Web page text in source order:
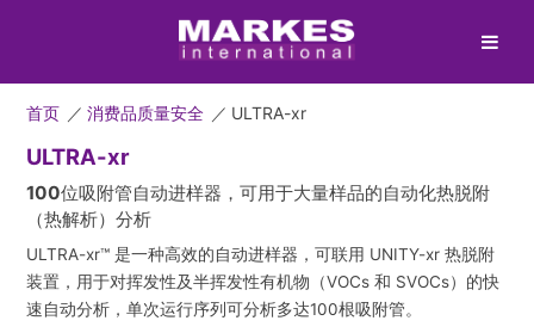
首页 ／ 消费品质量安全 ／ ULTRA-xr
ULTRA-xr
100位吸附管自动进样器，可用于大量样品的自动化热脱附
（热解析）分析
ULTRA-xr™ 是一种高效的自动进样器，可联用 UNITY-xr 热脱附
装置，用于对挥发性及半挥发性有机物（VOCs 和 SVOCs）的快
速自动分析，单次运行序列可分析多达100根吸附管。